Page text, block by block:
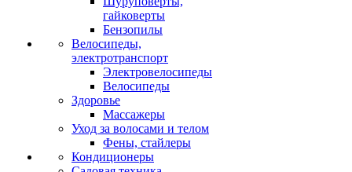
гайковерты
Бензопилы
Велосипеды,
электротранспорт
Электровелосипеды
Велосипеды
Здоровье
Массажеры
Уход за волосами и телом
Фены, стайлеры
Кондиционеры